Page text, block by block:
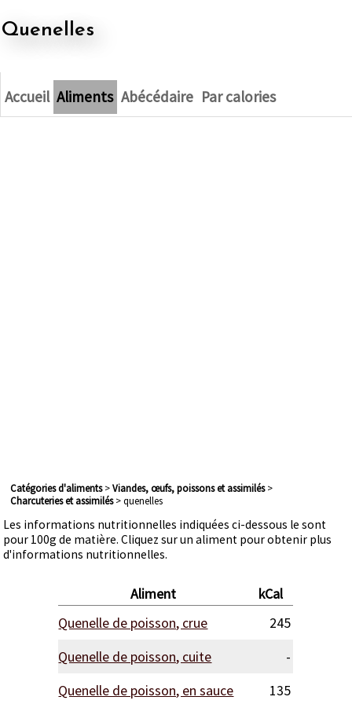
quenelles
Accueil Aliments Abécédaire Par calories
Catégories d'aliments> viandes, œufs, poissons et assimilés>
charcuteries et assimilés> quenelles
Les informations nutritionnelles indiquées ci-dessous le sont
pour 100g de matière. Cliquez sur un aliment pour obtenir plus
d'informations nutritionnelles.
Aliment
kCal
Quenelle de poisson, crue
245
Quenelle de poisson, cuite
-
Quenelle de poisson, en sauce
135